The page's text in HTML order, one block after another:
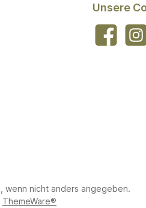
Unsere
Facebook
wenn nicht anders angegeben.
ThemeWare®